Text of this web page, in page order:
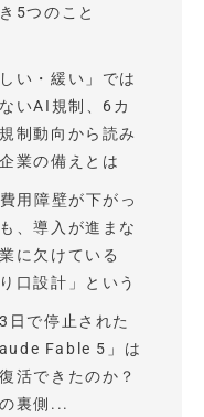
5つのこと
しい・緩い」では
いAI規制、6カ
制動向から読み
業の備えとは
用障壁が下がっ
、導入が進まな
に欠けている
り口設計」という
日で停止された
Fable 5」は
活できたのか？
裏側...